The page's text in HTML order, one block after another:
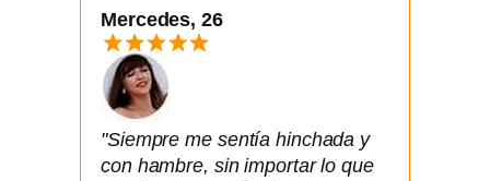
Mercedes, 26
"Siempre me sentía hinchada y
con hambre, sin importar lo que